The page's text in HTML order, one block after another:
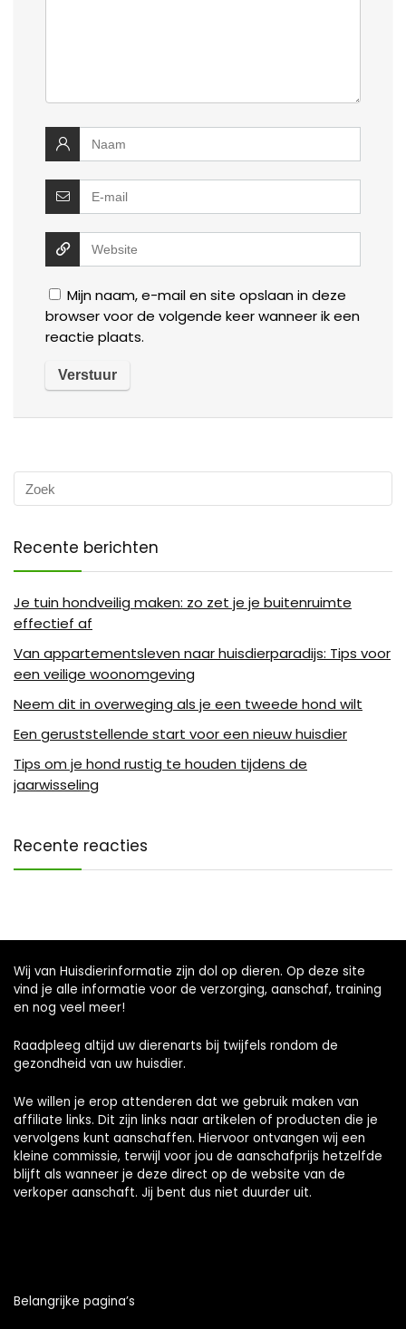
Mijn naam, e-mail en site opslaan in deze
browser voor de volgende keer wanneer ik een
reactie plaats.
Recente berichten
Je tuin hondveilig maken: zo zet je je buitenruimte
effectief af
Van appartementsleven naar huisdierparadijs: Tips voor
een veilige woonomgeving
Neem dit in overweging als je een tweede hond wilt
Een geruststellende start voor een nieuw huisdier
Tips om je hond rustig te houden tijdens de
jaarwisseling
Recente reacties
Wij van Huisdierinformatie zijn dol op dieren. Op deze site
vind je alle informatie voor de verzorging, aanschaf, training
en nog veel meer!
Raadpleeg altijd uw dierenarts bij twijfels rondom de
gezondheid van uw huisdier.
We willen je erop attenderen dat we gebruik maken van
affiliate links. Dit zijn links naar artikelen of producten die je
vervolgens kunt aanschaffen. Hiervoor ontvangen wij een
kleine commissie, terwijl voor jou de aanschafprijs hetzelfde
blijft als wanneer je deze direct op de website van de
verkoper aanschaft. Jij bent dus niet duurder uit.
Belangrijke pagina’s